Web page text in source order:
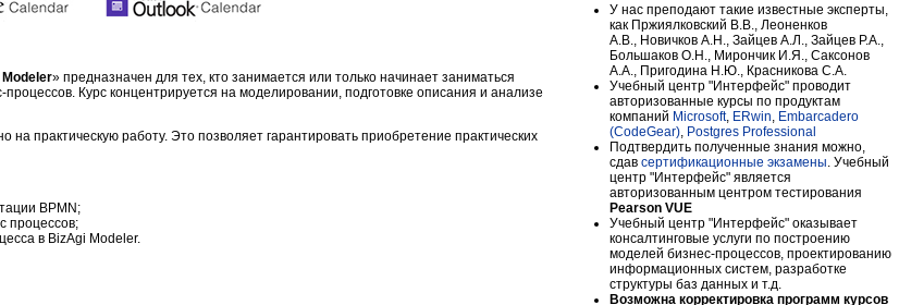
» предназначен для тех, кто занимается или только начинает заниматься
Курс концентрируется на моделировании, подготовке описания и анализе
практическую работу. Это позволяет гарантировать приобретение практических
BPMN;
процессов;
в BizAgi Modeler.
У нас преподают такие известные эксперты,
как Пржиялковский В.В., Леоненков
А.В., Новичков А.Н., Зайцев А.Л., Зайцев Р.А.,
Большаков О.Н., Мирончик И.Я., Саксонов
А.А., Пригодина Н.Ю., Красникова С.А.
Учебный центр "Интерфейс" проводит
авторизованные курсы по продуктам
компаний Microsoft, ERwin Embarcadero
(CodeGear) Postgres Professional
Подтвердить полученные знания можно,
сдав сертификационные экзамены . Учебный
центр "Интерфейс" является
авторизованным центром тестирования
Pearson VUE
Учебный центр "Интерфейс" оказывает
консалтинговые услуги по построению
моделей бизнес-процессов, проектированию
информационных систем, разработке
структуры баз данных и т.д.
Возможна корректировка программ курсов